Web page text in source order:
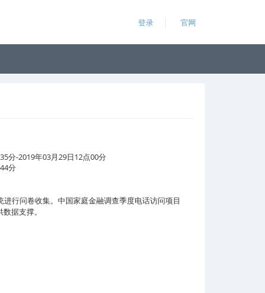
登录 官网
分-2019年03月29日12点00分
分
进行问卷收集。中国家庭金融调查季度电话访问项目
据支撑。